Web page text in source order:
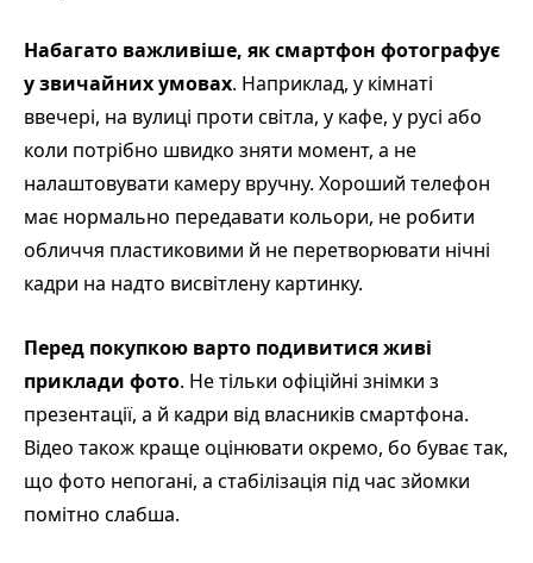
Набагато важливіше, як смартфон фотографує
у звичайних умовах. Наприклад, у кімнаті
ввечері, на вулиці проти світла, у кафе, у русі або
коли потрібно швидко зняти момент, а не
налаштовувати камеру вручну. Хороший телефон
має нормально передавати кольори, не робити
обличчя пластиковими й не перетворювати нічні
кадри на надто висвітлену картинку.
Перед покупкою варто подивитися живі
приклади фото. Не тільки офіційні знімки з
презентації, а й кадри від власників смартфона.
Відео також краще оцінювати окремо, бо буває так,
що фото непогані, а стабілізація під час зйомки
помітно слабша.